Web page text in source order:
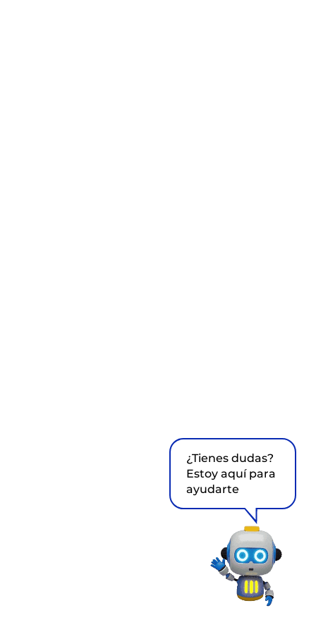
¿Tienes dudas?
Estoy aquí para
ayudarte